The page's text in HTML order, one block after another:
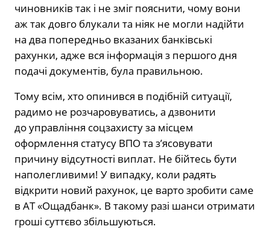
чиновників так і не зміг пояснити, чому вони
аж так довго блукали та ніяк не могли надійти
на два попередньо вказаних банківські
рахунки, адже вся інформація з першого дня
подачі документів, була правильною.
Тому всім, хто опинився в подібній ситуації,
радимо не розчаровуватись, а дзвонити
до управління соцзахисту за місцем
оформлення статусу ВПО та з’ясовувати
причину відсутності виплат. Не бійтесь бути
наполегливими! У випадку, коли радять
відкрити новий рахунок, це варто зробити саме
в АТ «Ощадбанк». В такому разі шанси отримати
гроші суттєво збільшуються.